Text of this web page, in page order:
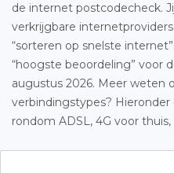
de internet postcodecheck.
verkrijgbare
“sorteren op snelste
“hoogste beoordeling” voor
augustus 2026. Meer weten
verbindingstypes?
rondom ADSL, 4G voor